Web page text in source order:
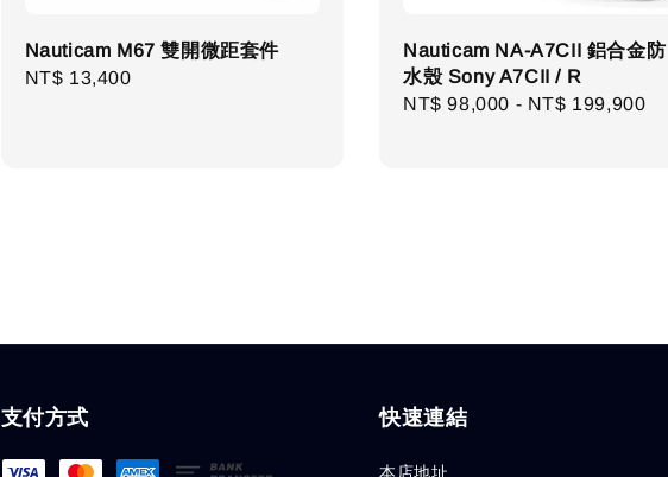
Nauticam M67 雙開微距套件
Regular
NT$ 13,400
Nauticam NA-A7CII 鋁合金防
水殼 Sony A7CII / R
Regular
NT$ 98,000 - NT$ 199,900
支付方式 快速連結
本店地址